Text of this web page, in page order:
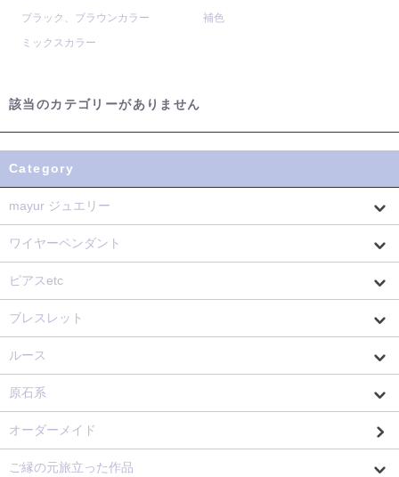
ブラック、ブラウンカラー
補色
ミックスカラー
該当のカテゴリーがありません
Category
mayur ジュエリー
ワイヤーペンダント
ピアスetc
ブレスレット
ルース
原石系
オーダーメイド
ご縁の元旅立った作品